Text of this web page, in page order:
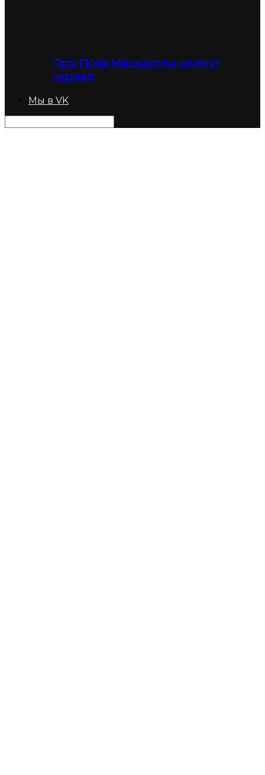
Про Пола Маккартни снимут
сериал
Мы в VK